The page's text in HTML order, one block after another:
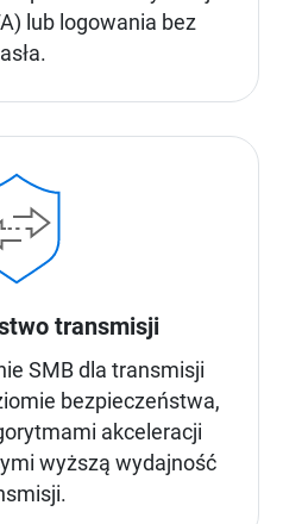
lub logowania bez
transmisji
SMB dla transmisji
bezpieczeństwa,
akceleracji
wyższą wydajność